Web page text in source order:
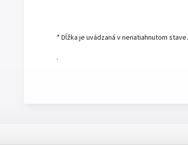
* Dĺžka je uvádzaná v nenatiahnutom stave.
.